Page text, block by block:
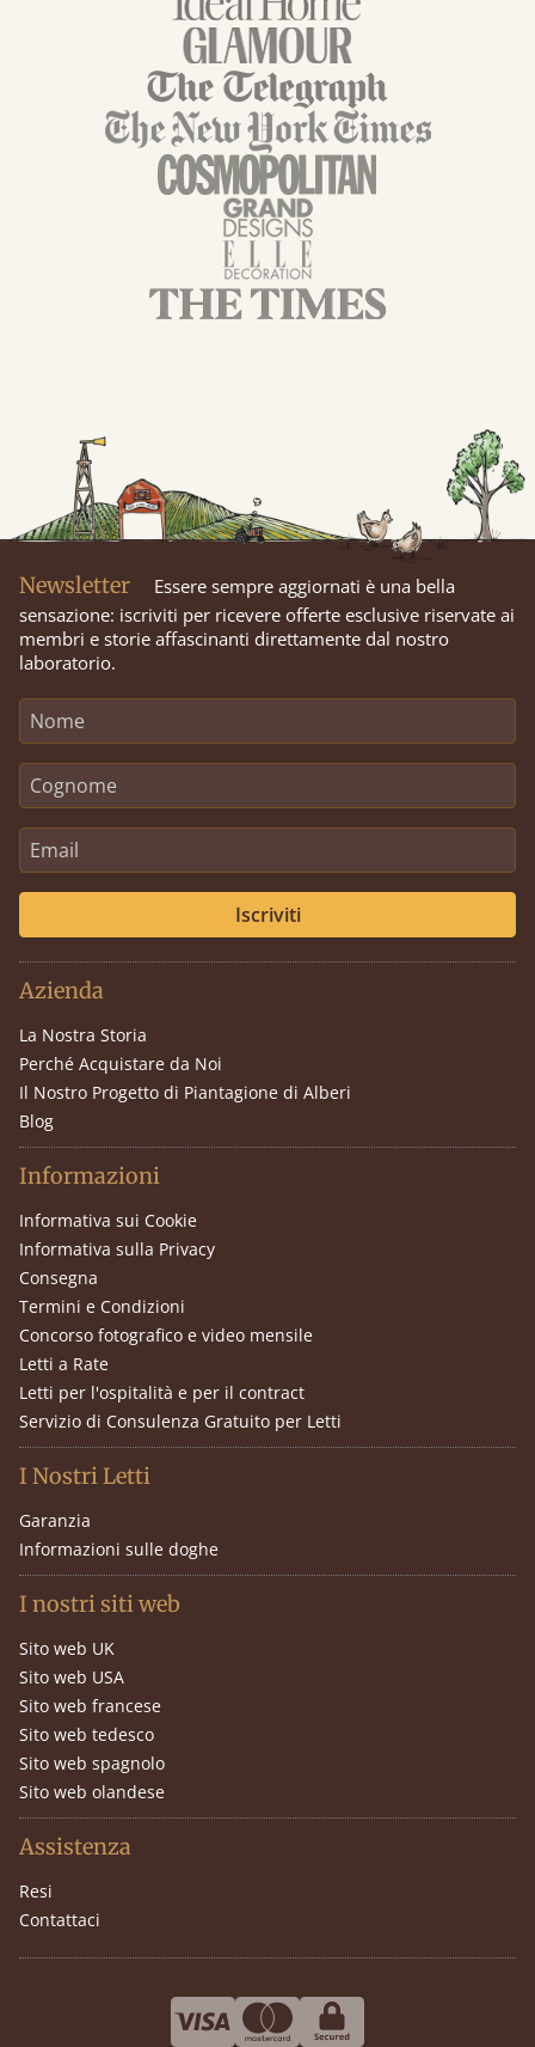
Newsletter
Essere sempre aggiornati è una bella
sensazione: iscriviti per ricevere offerte esclusive riservate ai
membri e storie affascinanti direttamente dal nostro
laboratorio.
Iscriviti
Azienda
La Nostra Storia
Perché Acquistare da Noi
Il Nostro Progetto di Piantagione di Alberi
Blog
Informazioni
Informativa sui Cookie
Informativa sulla Privacy
Consegna
Termini e Condizioni
Concorso fotografico e video mensile
Letti a Rate
Letti per l'ospitalità e per il contract
Servizio di Consulenza Gratuito per Letti
I Nostri Letti
Garanzia
Informazioni sulle doghe
I nostri siti web
Sito web UK
Sito web USA
Sito web francese
Sito web tedesco
Sito web spagnolo
Sito web olandese
Assistenza
Resi
Contattaci